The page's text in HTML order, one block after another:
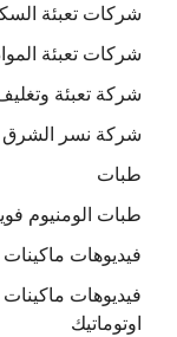
شركات تعبئة
شركات تعبئة
شركة تعبئة
شركة نسر الشرق
طبات
طبات الومنيوم
فيديوهات
فيديوهات
اوتوماتيك